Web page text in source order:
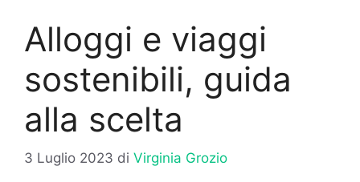
Alloggi e viaggi
sostenibili, guida
alla scelta
3 Luglio 2023 di Virginia Grozio